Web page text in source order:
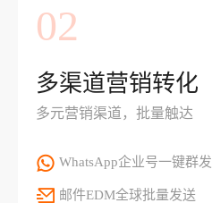
02
多渠道营销转化
多元营销渠道，批量触达
WhatsApp企业号一键群发
邮件EDM全球批量发送